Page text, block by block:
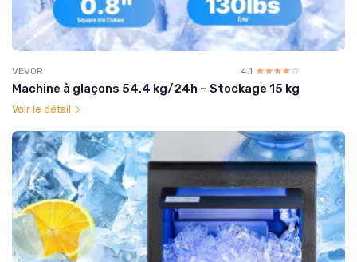
VEVOR 4.1 ☆☆☆☆☆
★★★★★
Machine à glaçons 54,4 kg/24h – Stockage 15 kg
Voir le détail